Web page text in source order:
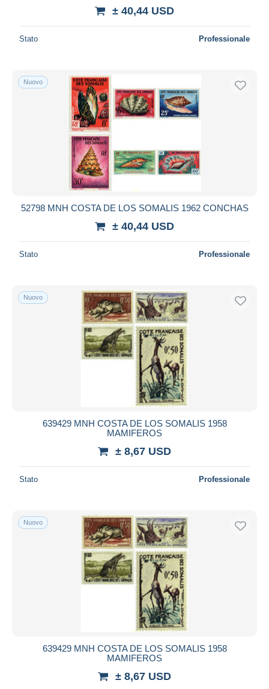
± 40,44 USD
Stato Professionale
Nuovo
52798 MNH COSTA DE LOS SOMALIS 1962 CONCHAS
± 40,44 USD
Stato Professionale
Nuovo
639429 MNH COSTA DE LOS SOMALIS 1958
MAMIFEROS
± 8,67 USD
Stato Professionale
Nuovo
639429 MNH COSTA DE LOS SOMALIS 1958
MAMIFEROS
± 8,67 USD